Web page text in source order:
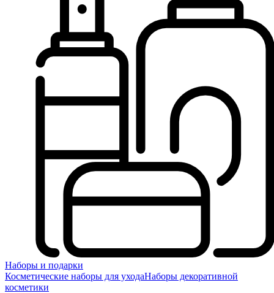
Наборы и подарки
Косметические наборы для уходаНаборы декоративной
косметики